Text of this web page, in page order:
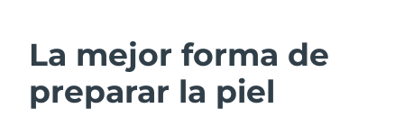
La mejor forma de
preparar la piel
Limpieza facial Lifting facial
Baréin Entrega prevista 12/08/2026
Bélgica Entrega prevista